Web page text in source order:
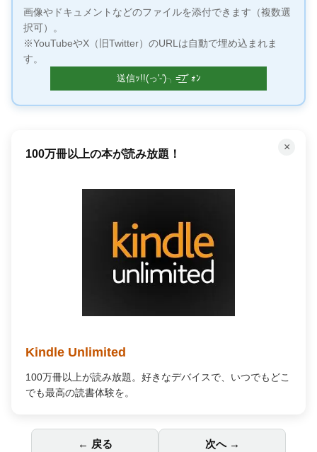
画像やドキュメントなどのファイルを添付できます（複数選
択可）。
※YouTubeやX（旧Twitter）のURLは自動で埋め込まれま
す。
×
100万冊以上の本が読み放題！
Kindle Unlimited
100万冊以上が読み放題。好きなデバイスで、いつでもどこ
でも最高の読書体験を。
← 戻る 次へ →